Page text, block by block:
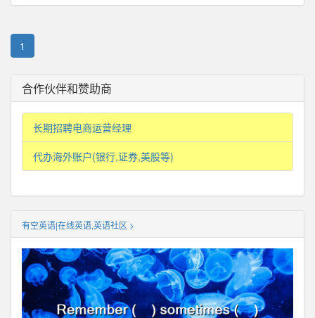
1
合作伙伴和赞助商
长期招聘电商运营经理
代办海外账户(银行,证券,美股等)
有空英语|在线英语,英语社区 >